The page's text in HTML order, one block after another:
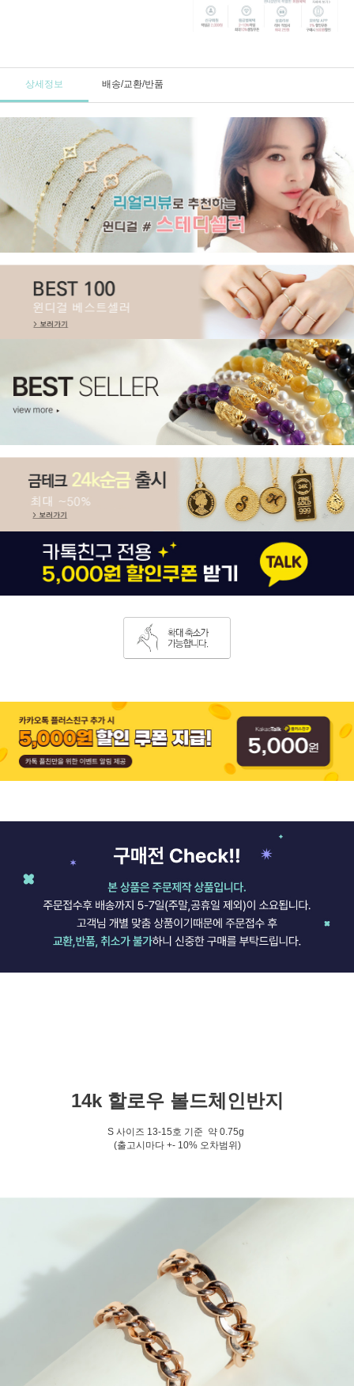
상세정보 배송/교환/반품
14k 할로우 볼드체인반지
S 사이즈 13-15호 기준 약 0.75g
(출고시마다 +- 10% 오차범위)